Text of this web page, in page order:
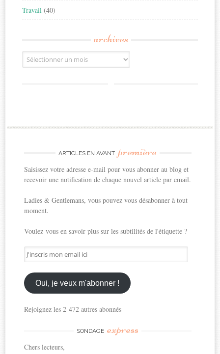
Travail (40)
archives
Archives
ARTICLES EN AVANT première
Saisissez votre adresse e-mail pour vous abonner au blog et
recevoir une notification de chaque nouvel article par email.
Ladies & Gentlemans, vous pouvez vous désabonner à tout
moment.
Voulez-vous en savoir plus sur les subtilités de l'étiquette ?
J'inscris
mon
email
ici
Oui, je veux m'abonner !
Rejoignez les 2 472 autres abonnés
SONDAGE express
Chers lecteurs,